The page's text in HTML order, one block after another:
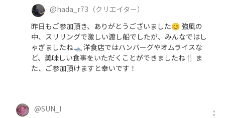
@hada_r73 （クリエイター）
昨日もご参加頂き、ありがとうございました😊 強風の
中、スリリングで激しい渡し船でしたが、みんなではし
ゃぎましたね🛥️ 洋食店ではハンバーグやオムライスな
ど、美味しい食事をいただくことができましたね🍴 ま
た、ご参加頂けますと幸いです！
@SUN_I